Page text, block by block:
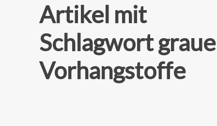
Artikel mit
Schlagwort graue
Vorhangstoffe